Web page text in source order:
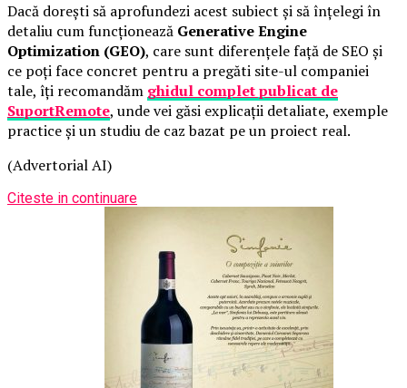
Dacă dorești să aprofundezi acest subiect și să înțelegi în
detaliu cum funcționează Generative Engine
Optimization (GEO), care sunt diferențele față de SEO și
ce poți face concret pentru a pregăti site-ul companiei
tale, îți recomandăm ghidul complet publicat de
SuportRemote, unde vei găsi explicații detaliate, exemple
practice și un studiu de caz bazat pe un proiect real.
(Advertorial AI)
Citeste in continuare